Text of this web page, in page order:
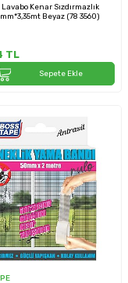
Kenar Sızdırmazlık
Beyaz (78 3560)
TL
Sepete Ekle